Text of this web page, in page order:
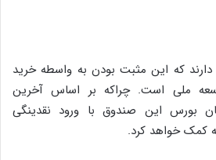
دارند که این مثبت بودن به واسطه خرید
ملی است. چراکه بر اساس آخرین
بورس این صندوق با ورود نقدینگی
کمک خواهد کرد.